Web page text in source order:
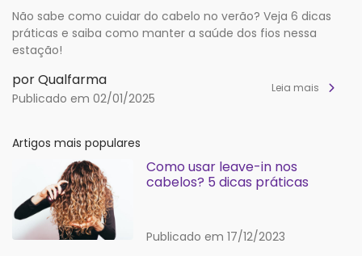
Não sabe como cuidar do cabelo no verão? Veja 6 dicas
práticas e saiba como manter a saúde dos fios nessa
estação!
por Qualfarma
Publicado em 02/01/2025
Leia mais
Artigos mais populares
Como usar leave-in nos
cabelos? 5 dicas práticas
Publicado em 17/12/2023